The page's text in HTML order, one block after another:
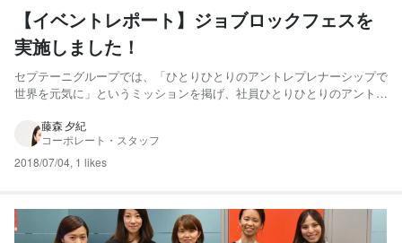
【イベントレポート】ジョブロックフェスを
実施しました！
セプテーニグループでは、「ひとりひとりのアントレプレナーシップで
世界を元気に」というミッションを掲げ、社員ひとりひとりのアントレ
拡充に注力しています。 その取り組みの一環として、6月末に「ジョブ
藤森 夕紀
コーポレート・スタッフ
2018/07/04, 1 likes